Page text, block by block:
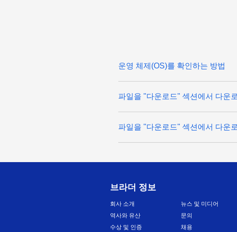
운영 체제(OS)를 확인하는 방법
파일을 "다운로드" 섹션에서 다운
파일을 "다운로드" 섹션에서 다운
브라더 정보
회사 소개
역사와 유산
수상 및 인증
뉴스 및 미디어
문의
채용